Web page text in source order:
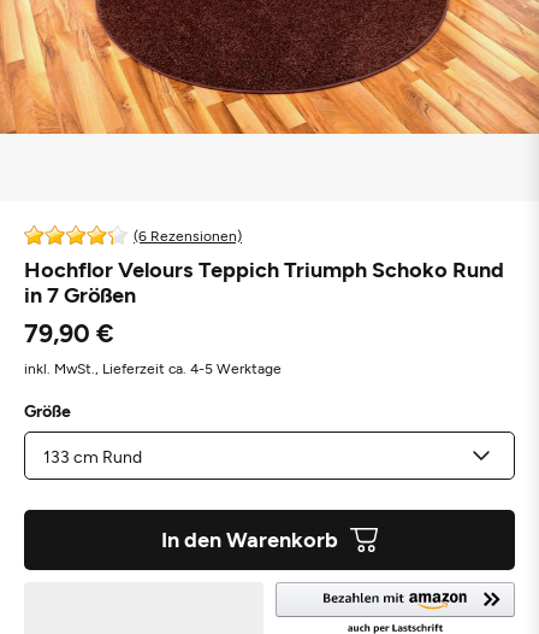
(6 Rezensionen)
Hochflor Velours Teppich Triumph Schoko Rund
in 7 Größen
79,90 €
inkl. MwSt., Lieferzeit ca. 4-5 Werktage
Größe
In den Warenkorb